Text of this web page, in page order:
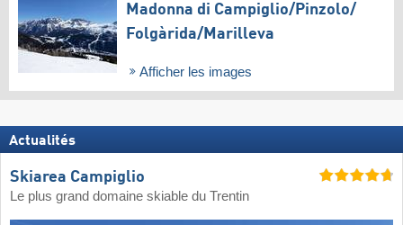
Madonna di Campiglio/​Pinzolo/​
Folgàrida/​Marilleva
Afficher les images
Actualités
Skiarea Campiglio
Le plus grand domaine skiable du Trentin